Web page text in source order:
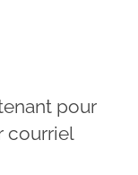
pour
courriel